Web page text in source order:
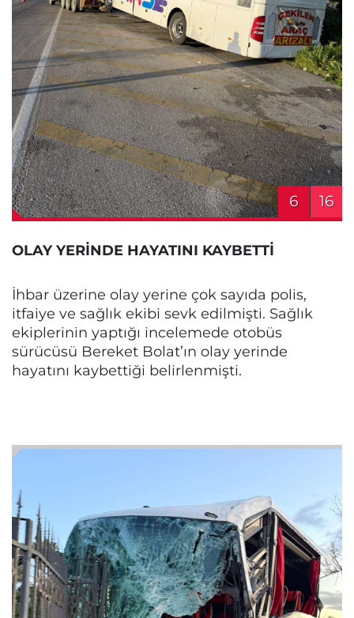
6 16
OLAY YERİNDE HAYATINI KAYBETTİ
İhbar üzerine olay yerine çok sayıda polis,
itfaiye ve sağlık ekibi sevk edilmişti. Sağlık
ekiplerinin yaptığı incelemede otobüs
sürücüsü Bereket Bolat’ın olay yerinde
hayatını kaybettiği belirlenmişti.